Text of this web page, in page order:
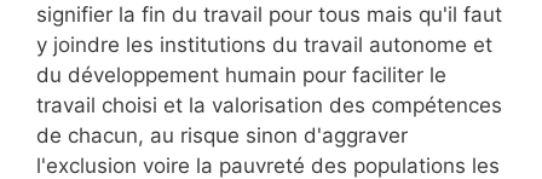
signifier la fin du travail pour tous mais qu'il faut
y joindre les institutions du travail autonome et
du développement humain pour faciliter le
travail choisi et la valorisation des compétences
de chacun, au risque sinon d'aggraver
l'exclusion voire la pauvreté des populations les